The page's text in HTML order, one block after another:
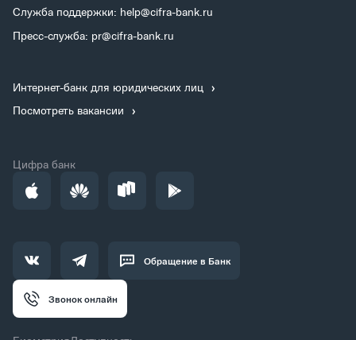
Служба поддержки: help@cifra-bank.ru
Пресс-служба: pr@cifra-bank.ru
Интернет-банк для юридических лиц
Посмотреть вакансии
Цифра банк
Обращение в Банк
Звонок онлайн